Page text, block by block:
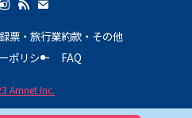
票・旅行業約款・その他
ポリシー
FAQ
Amnet Inc.